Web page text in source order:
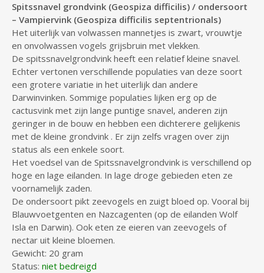
Spitssnavel grondvink (Geospiza difficilis) / ondersoort
– Vampiervink (Geospiza difficilis septentrionals)
Het uiterlijk van volwassen mannetjes is zwart, vrouwtje
en onvolwassen vogels grijsbruin met vlekken.
De spitssnavelgrondvink heeft een relatief kleine snavel.
Echter vertonen verschillende populaties van deze soort
een grotere variatie in het uiterlijk dan andere
Darwinvinken. Sommige populaties lijken erg op de
cactusvink met zijn lange puntige snavel, anderen zijn
geringer in de bouw en hebben een dichterere gelijkenis
met de kleine grondvink . Er zijn zelfs vragen over zijn
status als een enkele soort.
Het voedsel van de Spitssnavelgrondvink is verschillend op
hoge en lage eilanden. In lage droge gebieden eten ze
voornamelijk zaden.
De ondersoort pikt zeevogels en zuigt bloed op. Vooral bij
Blauwvoetgenten en Nazcagenten (op de eilanden Wolf
Isla en Darwin). Ook eten ze eieren van zeevogels of
nectar uit kleine bloemen.
Gewicht: 20 gram
Status: niet bedreigd